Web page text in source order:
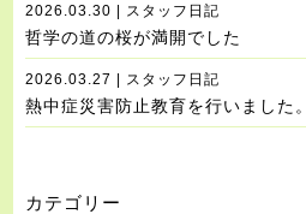
2026.03.30 | スタッフ日記
哲学の道の桜が満開でした
2026.03.27 | スタッフ日記
熱中症災害防止教育を行いました。
カテゴリー